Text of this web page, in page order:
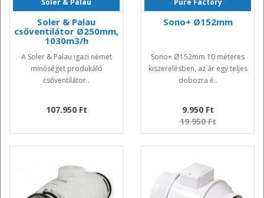
Soler & Palau
Soler & Palau
csőventilátor Ø250mm,
1030m3/h
A Soler & Palau igazi német
minőséget produkáló
csőventilátor..
107.950 Ft
Pure Factory
Sono+ Ø152mm
Sono+ Ø152mm 10 méteres
kiszerelésben, az ár egy teljes
dobozra é..
9.950 Ft
19.950 Ft